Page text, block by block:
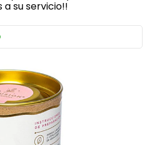
su servicio!!